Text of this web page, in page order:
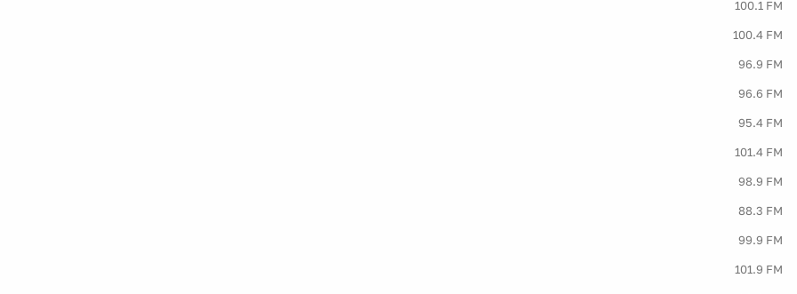
100.1 FM
100.4 FM
96.9 FM
96.6 FM
95.4 FM
101.4 FM
98.9 FM
88.3 FM
99.9 FM
101.9 FM